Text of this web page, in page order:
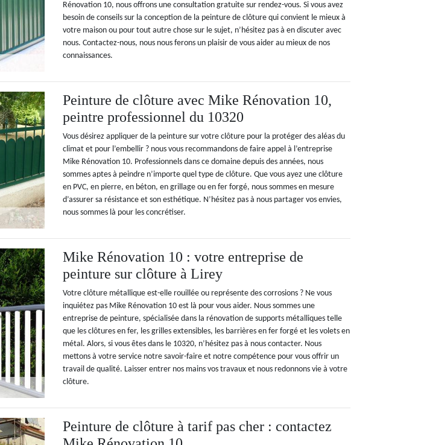
Rénovation 10, nous offrons une consultation gratuite sur rendez-vous. Si vous avez
besoin de conseils sur la conception de la peinture de clôture qui convient le mieux à
votre maison ou pour tout autre chose sur le sujet, n’hésitez pas à en discuter avec
nous. Contactez-nous, nous nous ferons un plaisir de vous aider au mieux de nos
connaissances.
Peinture de clôture avec Mike Rénovation 10,
peintre professionnel du 10320
Vous désirez appliquer de la peinture sur votre clôture pour la protéger des aléas du
climat et pour l’embellir ? nous vous recommandons de faire appel à l’entreprise
Mike Rénovation 10. Professionnels dans ce domaine depuis des années, nous
sommes aptes à peindre n’importe quel type de clôture. Que vous ayez une clôture
en PVC, en pierre, en béton, en grillage ou en fer forgé, nous sommes en mesure
d’assurer sa résistance et son esthétique. N’hésitez pas à nous partager vos envies,
nous sommes là pour les concrétiser.
Mike Rénovation 10 : votre entreprise de
peinture sur clôture à Lirey
Votre clôture métallique est-elle rouillée ou représente des corrosions ? Ne vous
inquiétez pas Mike Rénovation 10 est là pour vous aider. Nous sommes une
entreprise de peinture, spécialisée dans la rénovation de supports métalliques telle
que les clôtures en fer, les grilles extensibles, les barrières en fer forgé et les volets en
métal. Alors, si vous êtes dans le 10320, n’hésitez pas à nous contacter. Nous
mettons à votre service notre savoir-faire et notre compétence pour vous offrir un
travail de qualité. Laisser entrer nos mains vos travaux et nous redonnons vie à votre
clôture.
Peinture de clôture à tarif pas cher : contactez